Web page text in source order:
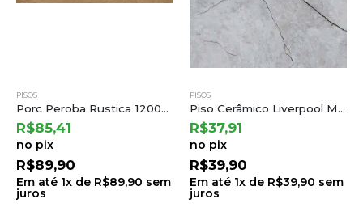
PISOS
Porc Peroba Rustica 120028 a Embramaco
R$85,41
no pix
R$89,90
Em até 1x de R$89,90 sem
juros
PISOS
Piso Cerâmico Liverpool Matte 75×75 a Cedasa
R$37,91
no pix
R$39,90
Em até 1x de R$39,90 sem
juros